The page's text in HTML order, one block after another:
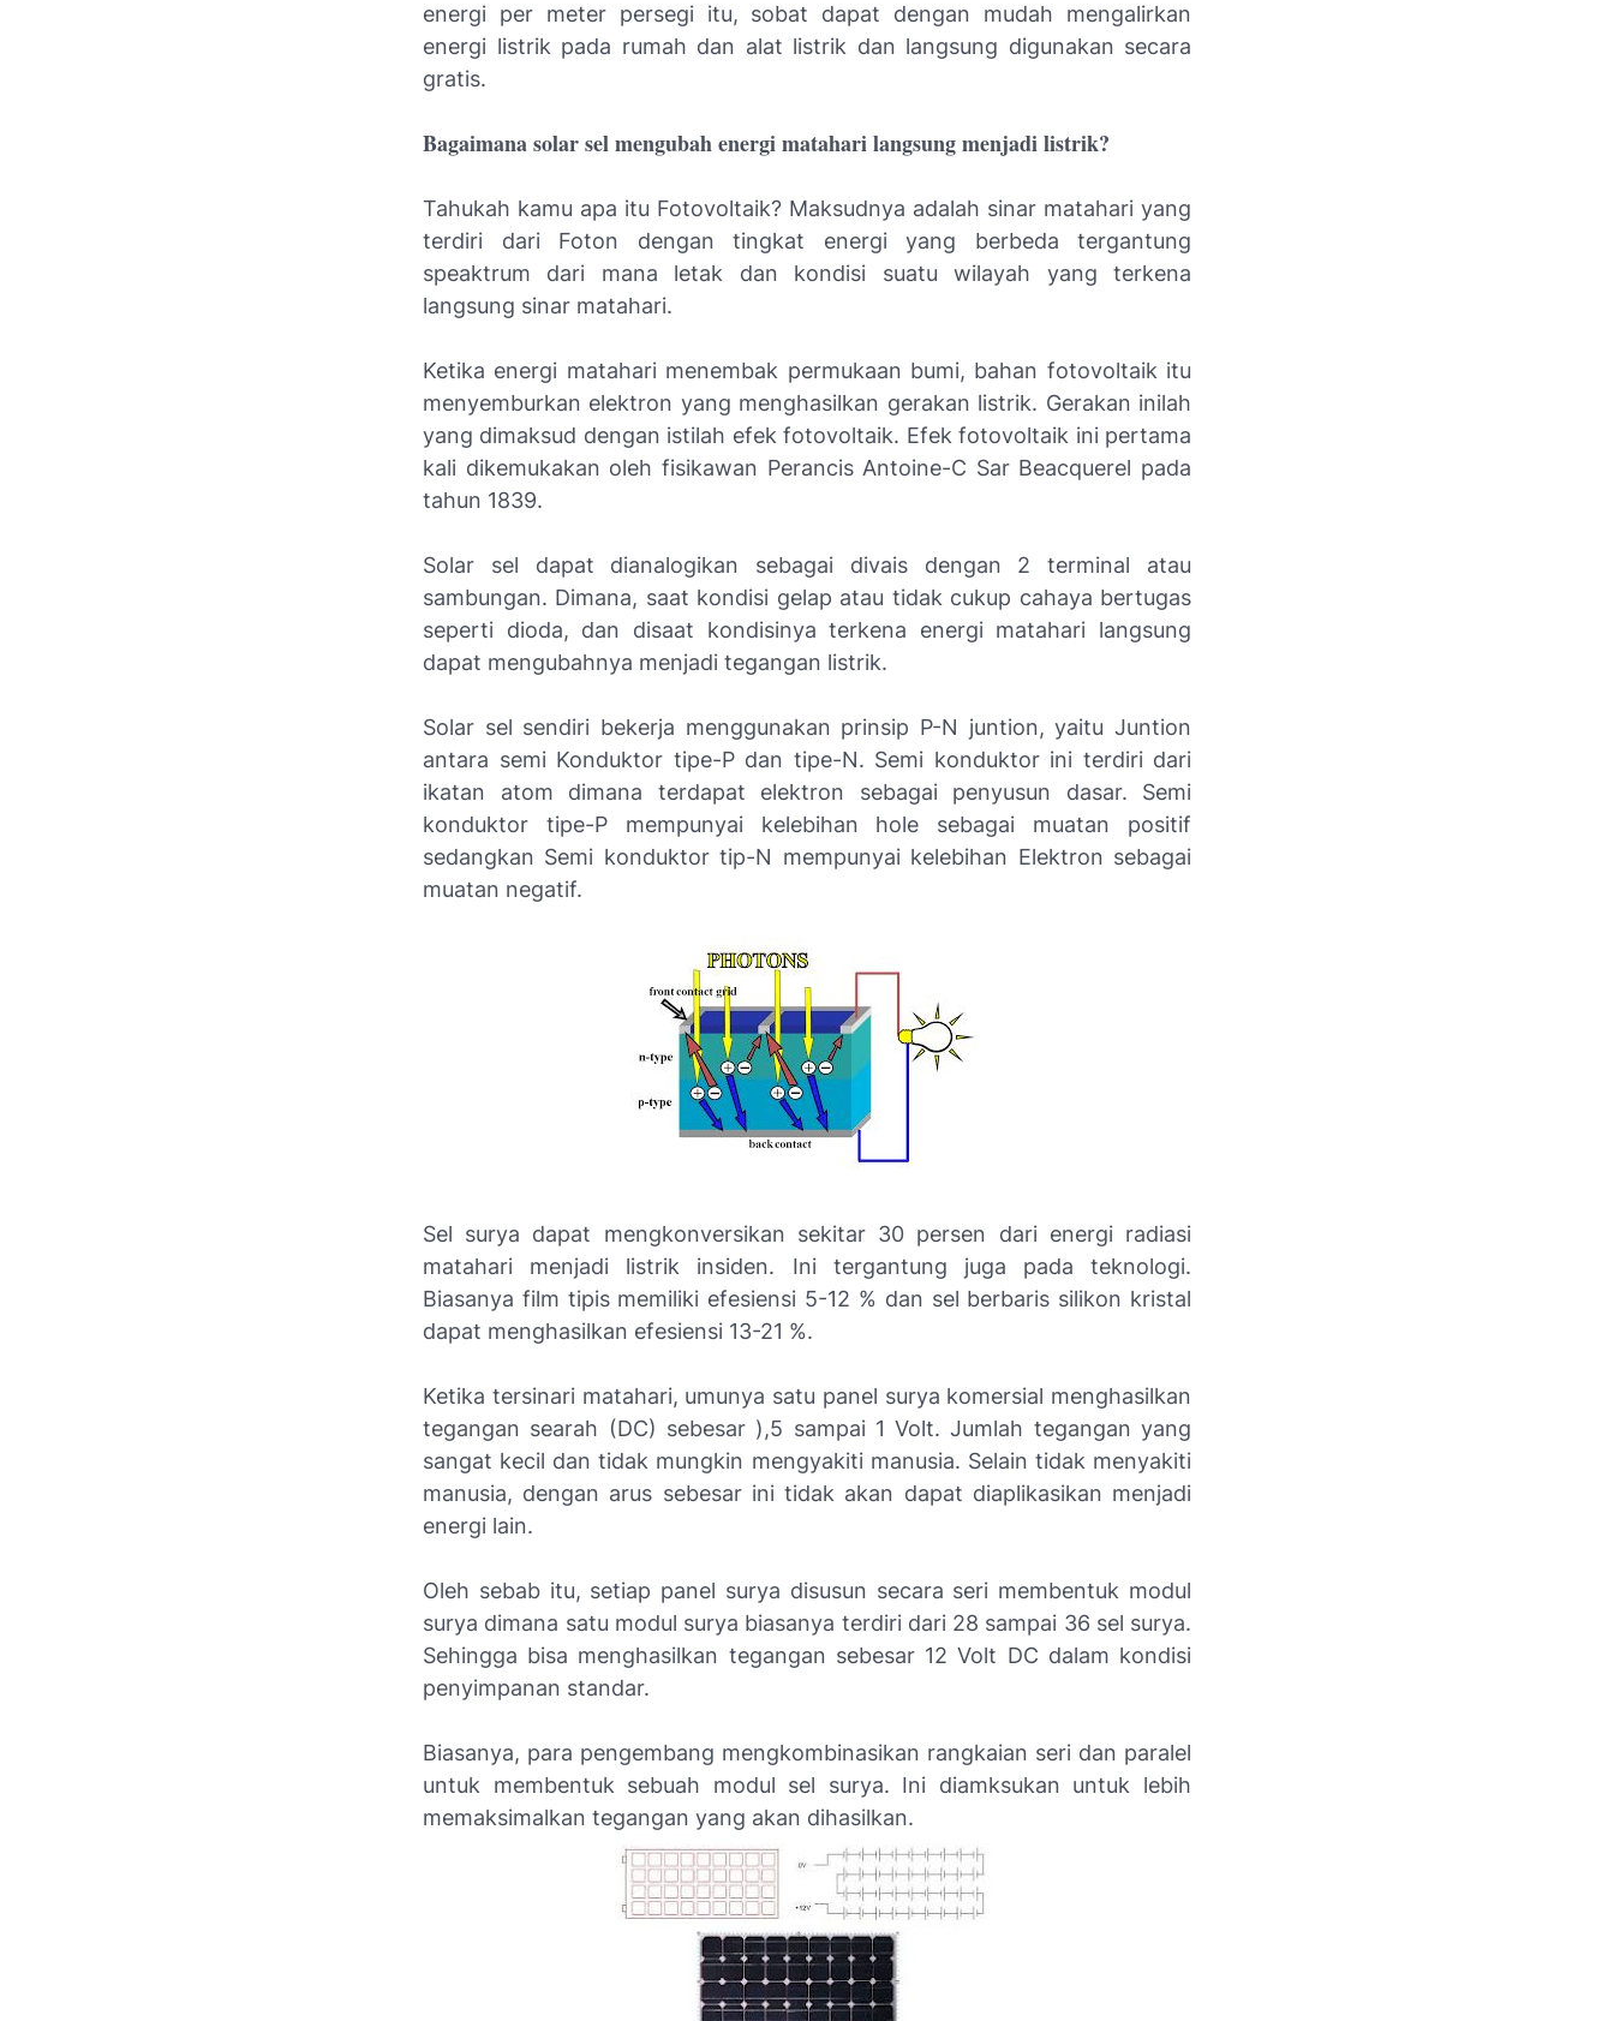
energi per meter persegi itu, sobat dapat dengan mudah mengalirkan
energi listrik pada rumah dan alat listrik dan langsung digunakan secara
gratis.
Bagaimana solar sel mengubah energi matahari langsung menjadi listrik?
Tahukah kamu apa itu Fotovoltaik? Maksudnya adalah sinar matahari yang
terdiri dari Foton dengan tingkat energi yang berbeda tergantung
speaktrum dari mana letak dan kondisi suatu wilayah yang terkena
langsung sinar matahari.
Ketika energi matahari menembak permukaan bumi, bahan fotovoltaik itu
menyemburkan elektron yang menghasilkan gerakan listrik. Gerakan inilah
yang dimaksud dengan istilah efek fotovoltaik. Efek fotovoltaik ini pertama
kali dikemukakan oleh fisikawan Perancis Antoine-C Sar Beacquerel pada
tahun 1839.
Solar sel dapat dianalogikan sebagai divais dengan 2 terminal atau
sambungan. Dimana, saat kondisi gelap atau tidak cukup cahaya bertugas
seperti dioda, dan disaat kondisinya terkena energi matahari langsung
dapat mengubahnya menjadi tegangan listrik.
Solar sel sendiri bekerja menggunakan prinsip P-N juntion, yaitu Juntion
antara semi Konduktor tipe-P dan tipe-N. Semi konduktor ini terdiri dari
ikatan atom dimana terdapat elektron sebagai penyusun dasar. Semi
konduktor tipe-P mempunyai kelebihan hole sebagai muatan positif
sedangkan Semi konduktor tip-N mempunyai kelebihan Elektron sebagai
muatan negatif.
Sel surya dapat mengkonversikan sekitar 30 persen dari energi radiasi
matahari menjadi listrik insiden. Ini tergantung juga pada teknologi.
Biasanya film tipis memiliki efesiensi 5-12 % dan sel berbaris silikon kristal
dapat menghasilkan efesiensi 13-21 %.
Ketika tersinari matahari, umunya satu panel surya komersial menghasilkan
tegangan searah (DC) sebesar ),5 sampai 1 Volt. Jumlah tegangan yang
sangat kecil dan tidak mungkin mengyakiti manusia. Selain tidak menyakiti
manusia, dengan arus sebesar ini tidak akan dapat diaplikasikan menjadi
energi lain.
Oleh sebab itu, setiap panel surya disusun secara seri membentuk modul
surya dimana satu modul surya biasanya terdiri dari 28 sampai 36 sel surya.
Sehingga bisa menghasilkan tegangan sebesar 12 Volt DC dalam kondisi
penyimpanan standar.
Biasanya, para pengembang mengkombinasikan rangkaian seri dan paralel
untuk membentuk sebuah modul sel surya. Ini diamksukan untuk lebih
memaksimalkan tegangan yang akan dihasilkan.